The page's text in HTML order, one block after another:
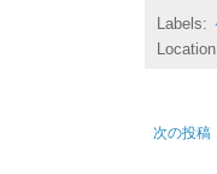
Labels:
次の投稿